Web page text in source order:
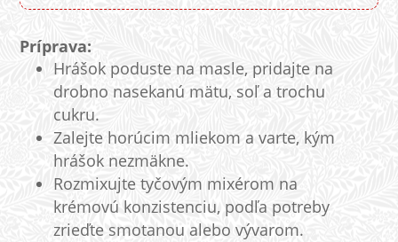
Príprava:
Hrášok poduste na masle, pridajte na
drobno nasekanú mätu, soľ a trochu
cukru.
Zalejte horúcim mliekom a varte, kým
hrášok nezmäkne.
Rozmixujte tyčovým mixérom na
krémovú konzistenciu, podľa potreby
zrieďte smotanou alebo vývarom.